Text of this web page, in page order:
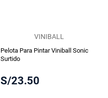
VINIBALL
Pelota Para Pintar Viniball Sonic
Surtido
S/23.50